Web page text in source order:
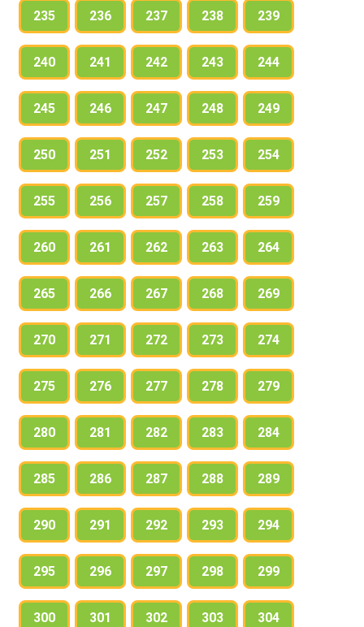
235 236 237 238 239
240 241 242 243 244
245 246 247 248 249
250 251 252 253 254
255 256 257 258 259
260 261 262 263 264
265 266 267 268 269
270 271 272 273 274
275 276 277 278 279
280 281 282 283 284
285 286 287 288 289
290 291 292 293 294
295 296 297 298 299
300 301 302 303 304